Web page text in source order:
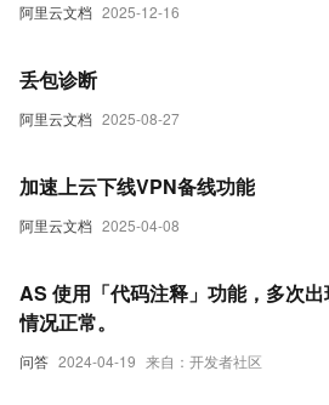
阿里云文档 2025-12-16
阿里云文档 2025-08-27
丢包诊断
阿里云文档 2025-04-08
加速上云下线VPN备线功能
问答 2024-04-19 来自：开发者社区
AS 使用「代码注释」功能，多次
情况正常。